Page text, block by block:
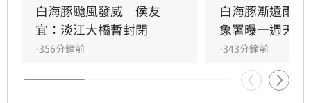
白海豚颱風發威　侯友
宜：淡江大橋暫封閉
-356分鐘前
白海豚漸遠雨
象署曝一週天氣
-343分鐘前